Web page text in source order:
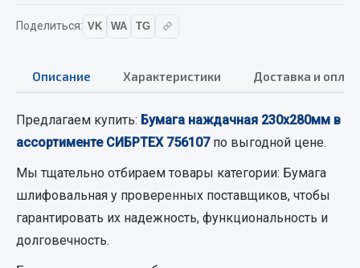
Весь раздел
Соединительные элементы
Camozzi
Адаптеры и переходники
Тройники
Трубки, муфты, гайки
Поделиться: VK WA TG
Описание Характеристики Доставка и
Предлагаем купить: Бумага наждачная 230х280мм в
ассортименте СИБРТЕХ 756107по выгодной цене.
Мы тщательно отбираем товары категории: Бумага
шлифовальная у проверенных поставщиков, чтобы
гарантировать их надежность, функциональность и
долговечность.